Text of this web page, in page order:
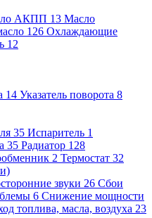
АКПП 13 Масло
126 Охлаждающие
12
14 Указатель поворота 8
35 Испаритель 1
35 Радиатор 128
2 Термостат 32
звуки 26 Сбои
6 Снижение мощности
топлива, масла, воздуха 23